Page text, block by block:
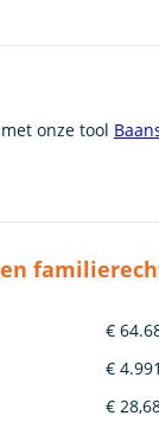
onze tool
€
€ 4.991
€